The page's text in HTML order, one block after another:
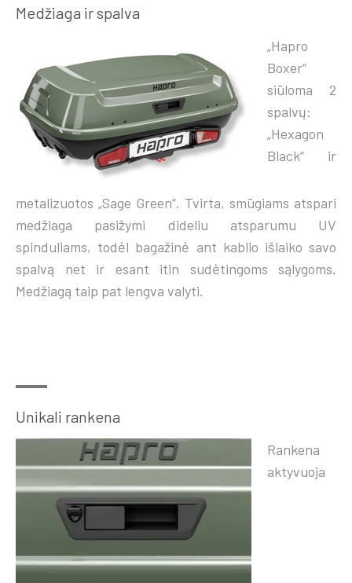
Medžiaga ir spalva
„Hapro
Boxer“
siūloma 2
spalvų:
„Hexagon
Black“ ir
metalizuotos „Sage Green“. Tvirta, smūgiams atspari
medžiaga pasižymi dideliu atsparumu UV
spinduliams, todėl bagažinė ant kablio išlaiko savo
spalvą net ir esant itin sudėtingoms sąlygoms.
Medžiagą taip pat lengva valyti.
Unikali rankena
Rankena
aktyvuoja